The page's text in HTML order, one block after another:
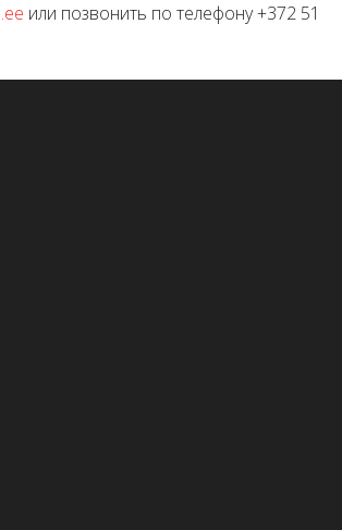
или позвонить по телефону +372 51